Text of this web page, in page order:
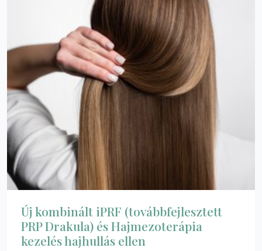
Új kombinált iPRF (továbbfejlesztett
PRP Drakula) és Hajmezoterápia
kezelés hajhullás ellen